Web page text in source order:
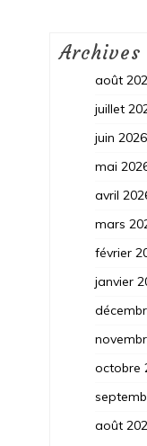
Archives
août
juillet
juin 2026
mai
avril
mars
février
janvier
octobre
août